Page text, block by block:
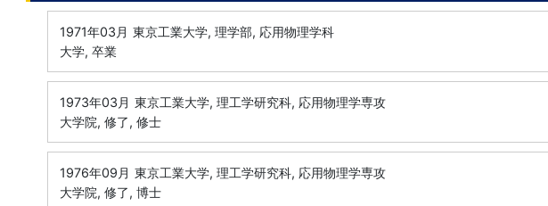
1971年03月 東京工業大学, 理学部, 応用物理学科
大学, 卒業
1973年03月 東京工業大学, 理工学研究科, 応用物理学専攻
大学院, 修了, 修士
1976年09月 東京工業大学, 理工学研究科, 応用物理学専攻
大学院, 修了, 博士